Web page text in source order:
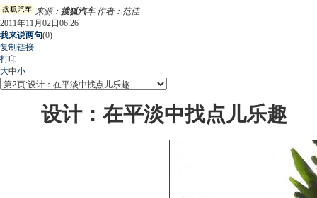
来源： 搜狐汽车作者：范佳
2011年11月02日06:26
我来说两句(0)
复制链接
打印
大中小
设计：在平淡中找点儿乐趣